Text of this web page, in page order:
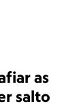
as
salto